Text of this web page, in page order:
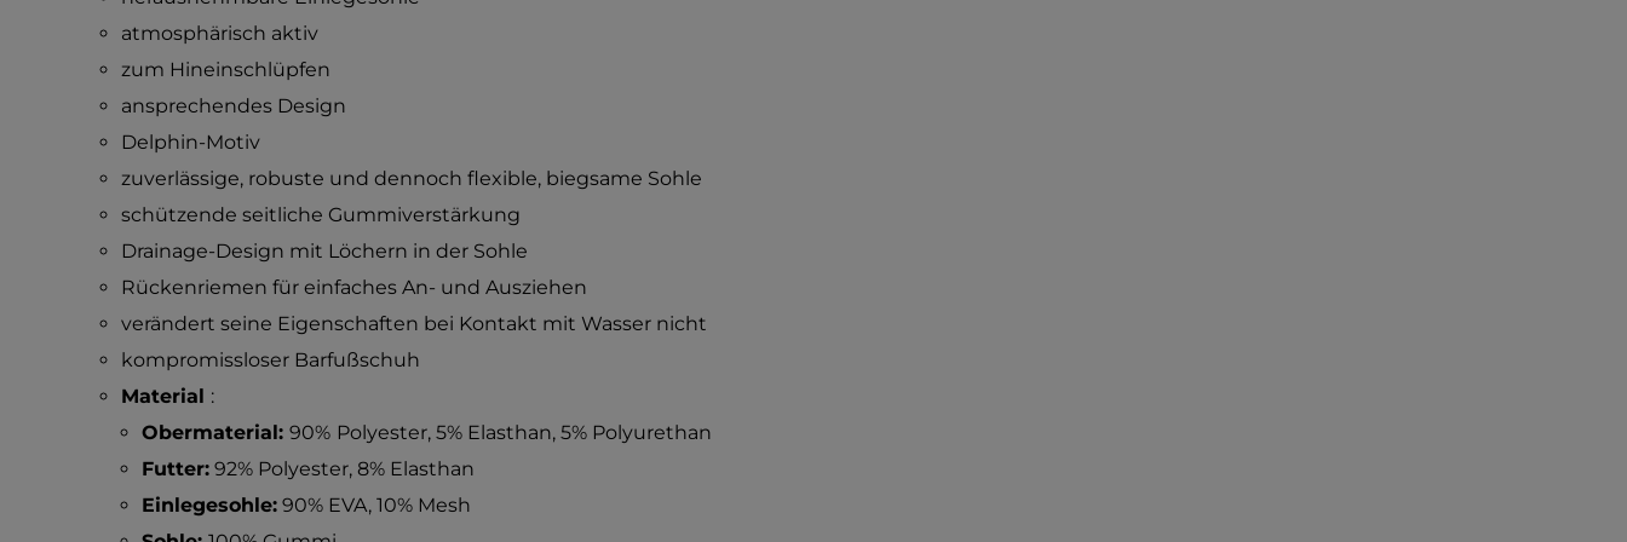
atmosphärisch aktiv
zum Hineinschlüpfen
ansprechendes Design
Delphin-Motiv
zuverlässige, robuste und dennoch flexible, biegsame Sohle
schützende seitliche Gummiverstärkung
Drainage-Design mit Löchern in der Sohle
Rückenriemen für einfaches An- und Ausziehen
verändert seine Eigenschaften bei Kontakt mit Wasser nicht
kompromissloser Barfußschuh
Material :
Obermaterial:90% Polyester, 5% Elasthan, 5% Polyurethan
Futter: 92% Polyester, 8% Elasthan
Einlegesohle: 90% EVA, 10% Mesh